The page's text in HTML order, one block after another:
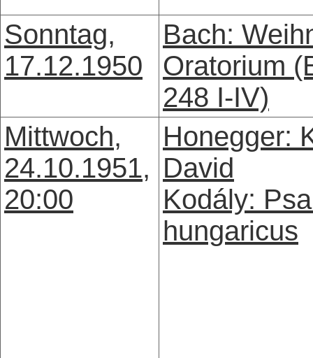
Sonntag,
17.12.1950
Bach:
Oratorium
248 I-IV)
Mittwoch,
24.10.1951,
20:00
Honegger:
David
Kodály:
hungaricus